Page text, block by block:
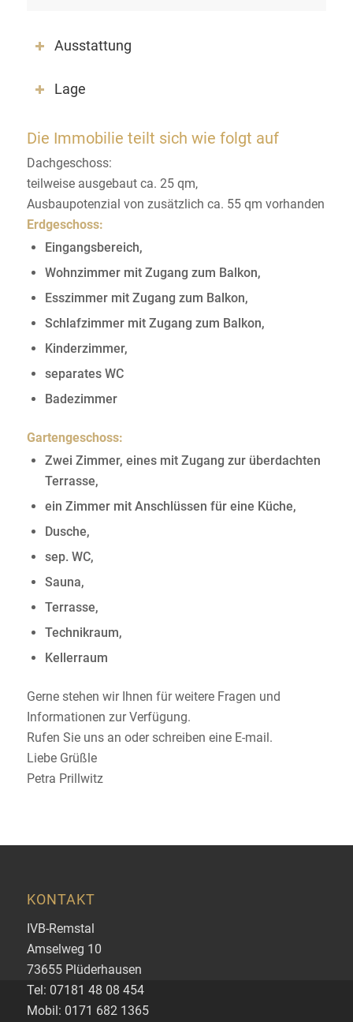
Ausstattung
Lage
Die Immobilie teilt sich wie folgt auf
Dachgeschoss:
teilweise ausgebaut ca. 25 qm,
Ausbaupotenzial von zusätzlich ca. 55 qm vorhanden
Erdgeschoss:
Eingangsbereich,
Wohnzimmer mit Zugang zum Balkon,
Esszimmer mit Zugang zum Balkon,
Schlafzimmer mit Zugang zum Balkon,
Kinderzimmer,
separates WC
Badezimmer
Gartengeschoss:
Zwei Zimmer, eines mit Zugang zur überdachten
Terrasse,
ein Zimmer mit Anschlüssen für eine Küche,
Dusche,
sep. WC,
Sauna,
Terrasse,
Technikraum,
Kellerraum
Gerne stehen wir Ihnen für weitere Fragen und
Informationen zur Verfügung.
Rufen Sie uns an oder schreiben eine E-mail.
Liebe Grüßle
Petra Prillwitz
KONTAKT
IVB-Remstal
Amselweg 10
73655 Plüderhausen
Tel: 07181 48 08 454
Mobil: 0171 682 1365